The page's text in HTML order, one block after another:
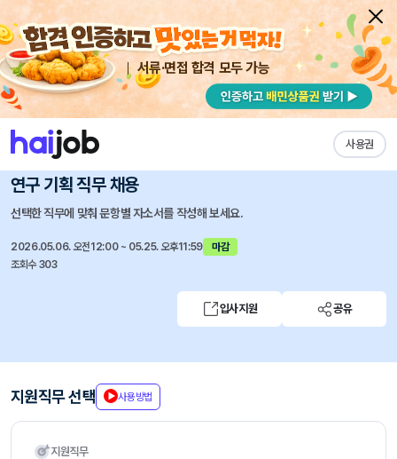
서류·면접 합격 모두 가능
사용권
채용공고 자소서 자유항목 자소서 내 작성목록
큐알티 즐겨찾기
[신입] [광교] 26년 2분기 기술연구소 반도체 평가 및
연구 기획 직무 채용
선택한 직무에 맞춰 문항별 자소서를 작성해 보세요.
2026.05.06. 오전12:00 ~ 05.25. 오후11:59
마감
조회수 303
입사지원 공유
지원직무 선택 사용방법
지원직무